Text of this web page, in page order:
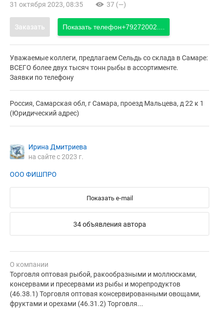
31 октября 2023, 08:35 37 (—)
Заказать Показать телефон+79272002....
Уважаемые коллеги, предлагаем Сельдь со склада в Самаре:
ВСЕГО более двух тысяч тонн рыбы в ассортименте.
Заявки по телефону
Россия, Самарская обл, г Самара, проезд Мальцева, д 22 к 1
(Юридический адрес)
Ирина Дмитриева
на сайте с 2023 г.
ООО ФИШПРО
Показать e-mail
34 объявления автора
О компании
Торговля оптовая рыбой, ракообразными и моллюсками,
консервами и пресервами из рыбы и морепродуктов
(46.38.1) Торговля оптовая консервированными овощами,
фруктами и орехами (46.31.2) Торговля...